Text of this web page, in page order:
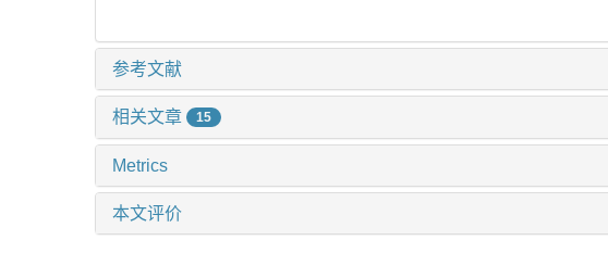
参考文献
相关文章 15
Metrics
本文评价